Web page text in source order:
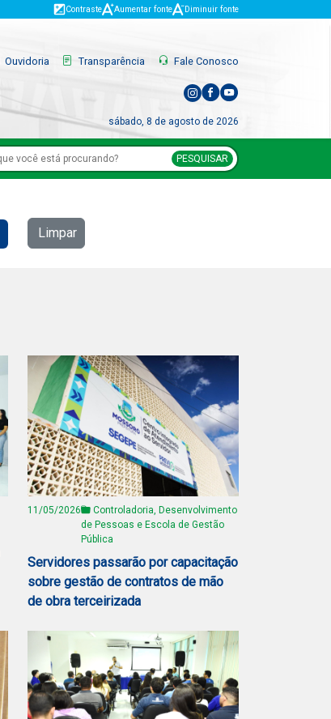
Contraste Aumentar fonte Diminuir fonte
Ouvidoria Transparência Fale Conosco
sábado, 8 de agosto de 2026
PESQUISAR
Limpar
11/05/2026
Controladoria, Desenvolvimento
de Pessoas e Escola de Gestão
Pública
Servidores passarão por capacitação
sobre gestão de contratos de mão
de obra terceirizada